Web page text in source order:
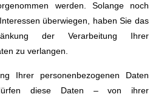
werden. Solange noch
überwiegen, haben Sie das
der Verarbeitung Ihrer
zu verlangen.
Ihrer personenbezogenen Daten
diese Daten – von ihrer